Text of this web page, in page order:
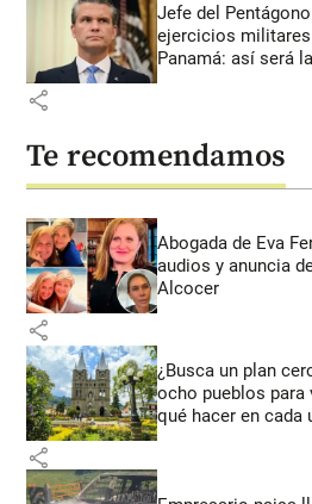
Jefe del
ejercicios militares
Panamá: así será
share
Te recomendamos
Abogada de Eva
audios y anuncia
Alcocer
share
¿Busca un plan
ocho pueblos
qué hacer en cada
share